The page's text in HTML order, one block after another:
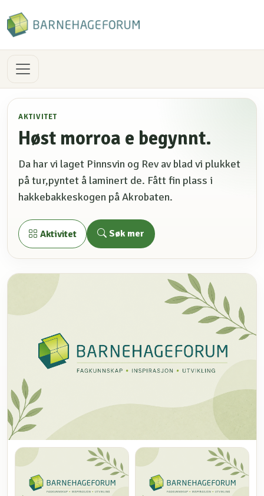
AKTIVITET
Høst morroa e begynnt.
Da har vi laget Pinnsvin og Rev av blad vi plukket
på tur,pyntet å laminert de. Fått fin plass i
hakkebakkeskogen på Akrobaten.
Aktivitet Søk mer